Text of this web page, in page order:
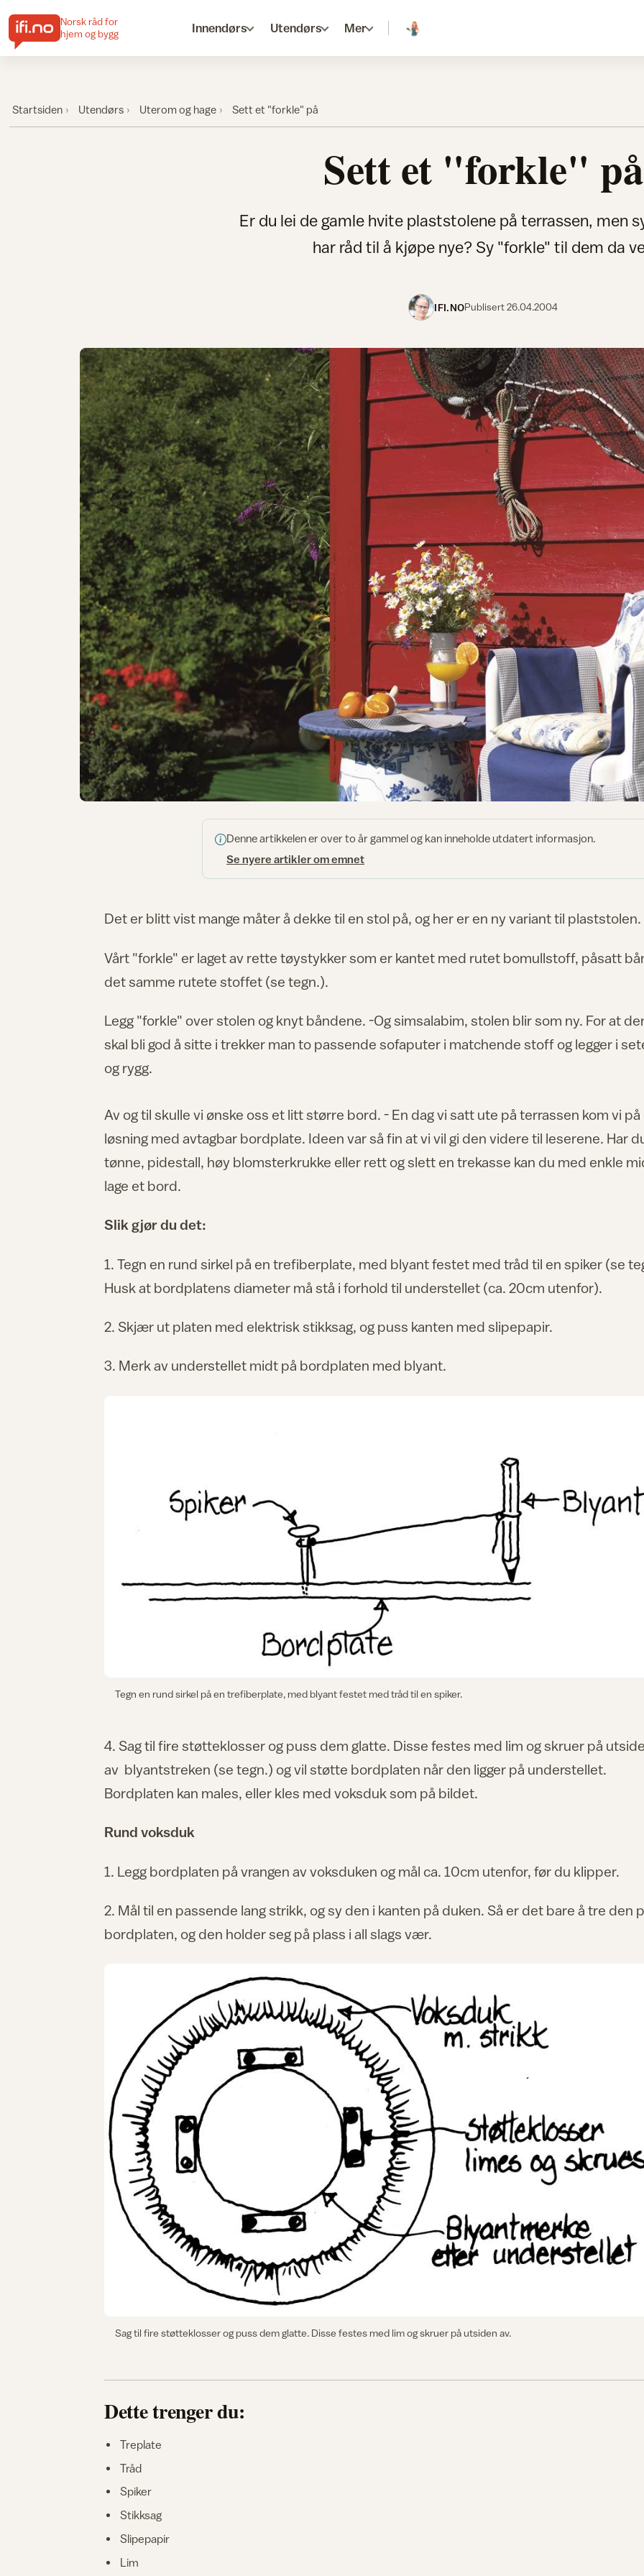
Norsk råd for
hjem og bygg
Innendørs Utendørs Mer
Startsiden Utendørs Uterom og hage Sett et "forkle" på
Sett et "forkle" på
Er du lei de gamle hvite plaststolene på terrassen, men
har råd til å kjøpe nye? Sy "forkle" til dem da
IFI.NOPublisert26.04.2004
Denne artikkelen er over to år gammel og kan inneholde utdatert informasjon.
Se nyere artikler om emnet
Det er blitt vist mange måter å dekke til en stol på, og her er en ny variant til plaststolen.
Vårt "forkle" er laget av rette tøystykker som er kantet med rutet bomullstoff, påsatt
det samme rutete stoffet (se tegn.).
Legg "forkle" over stolen og knyt båndene. -Og simsalabim, stolen blir som ny. For at
skal bli god å sitte i trekker man to passende sofaputer i matchende stoff og legger i
og rygg.
Av og til skulle vi ønske oss et litt større bord. - En dag vi satt ute på terrassen kom vi på
løsning med avtagbar bordplate. Ideen var så fin at vi vil gi den videre til leserene. Har
tønne, pidestall, høy blomsterkrukke eller rett og slett en trekasse kan du med enkle
lage et bord.
Slik gjør du det:
1. Tegn en rund sirkel på en trefiberplate, med blyant festet med tråd til en spiker (se
Husk at bordplatens diameter må stå i forhold til understellet (ca. 20cm utenfor).
2. Skjær ut platen med elektrisk stikksag, og puss kanten med slipepapir.
3. Merk av understellet midt på bordplaten med blyant.
Tegn en rund sirkel på en trefiberplate, med blyant festet med tråd til en spiker.
4. Sag til fire støtteklosser og puss dem glatte. Disse festes med lim og skruer på
av blyantstreken (se tegn.) og vil støtte bordplaten når den ligger på understellet.
Bordplaten kan males, eller kles med voksduk som på bildet.
Rund voksduk
1. Legg bordplaten på vrangen av voksduken og mål ca. 10cm utenfor, før du klipper.
2. Mål til en passende lang strikk, og sy den i kanten på duken. Så er det bare å tre den
bordplaten, og den holder seg på plass i all slags vær.
Sag til fire støtteklosser og puss dem glatte. Disse festes med lim og skruer på utsiden av.
Dette trenger du:
Treplate
Tråd
Spiker
Stikksag
Slipepapir
Lim